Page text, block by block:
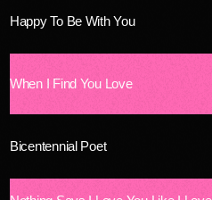
Happy To Be With You
When I Find You Love
Bicentennial Poet